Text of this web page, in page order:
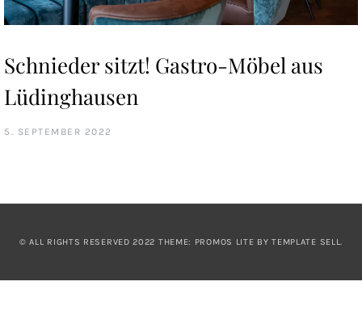
Schnieder sitzt! Gastro-Möbel aus
Lüdinghausen
5. SEPTEMBER 2022
© ALL RIGHTS RESERVED 2022 THEME: PROMOS LITE BYTEMPLATE SELL.